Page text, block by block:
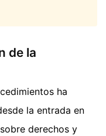
de la
ha
la entrada en
derechos y